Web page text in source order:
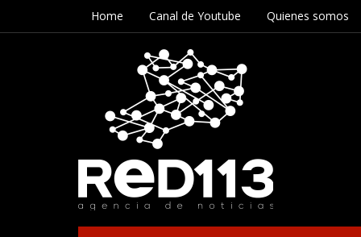
Home Canal de Youtube Quienes somos